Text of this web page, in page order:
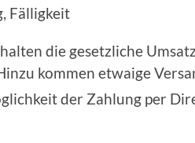
Fälligkeit
die gesetzliche
kommen etwaige
der Zahlung per